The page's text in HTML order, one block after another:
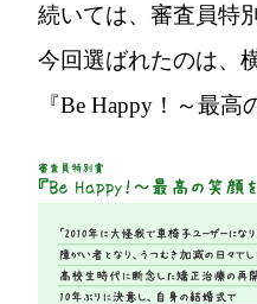
続いては、審査員特
今回選ばれたのは、
『Be Happy！～最高